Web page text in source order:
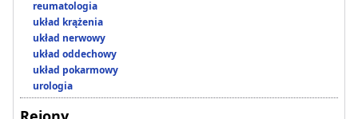
reumatologia
układ krążenia
układ nerwowy
układ oddechowy
układ pokarmowy
urologia